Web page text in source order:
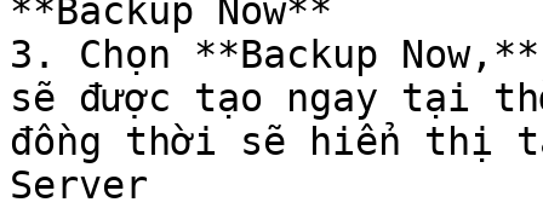
**Backup Now**
3. Chọn **Backup
sẽ được tạo ngay tại
đồng thời sẽ hiển thị
Server